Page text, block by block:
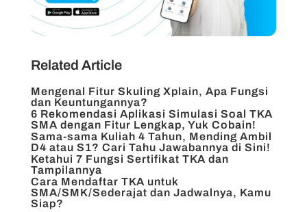
Related Article
Mengenal Fitur Skuling Xplain, Apa Fungsi
dan Keuntungannya?
6 Rekomendasi Aplikasi Simulasi Soal TKA
SMA dengan Fitur Lengkap, Yuk Cobain!
Sama-sama Kuliah 4 Tahun, Mending Ambil
D4 atau S1? Cari Tahu Jawabannya di Sini!
Ketahui 7 Fungsi Sertifikat TKA dan
Tampilannya
Cara Mendaftar TKA untuk
SMA/SMK/Sederajat dan Jadwalnya, Kamu
Siap?